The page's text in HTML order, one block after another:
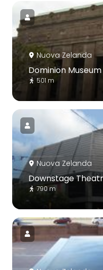
Nuova Zelanda
Dominion
501 m
Nuova Zelanda
Downstage
790 m